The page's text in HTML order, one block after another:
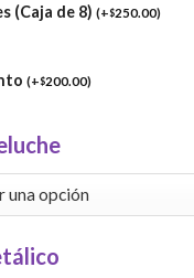
(Caja de 8) (+$250.00)
(+$200.00)